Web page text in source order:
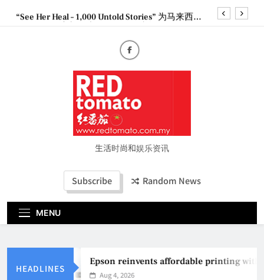
“See Her Heal – 1,000 Untold Stories” 为马来西亚
妈妈提供分享剖腹产复原历程的空间
Epson reinvents affordable printing with next-
generation EcoTank Series
Couture Fashion Week Malaysia 2026– Press
“See Her Heal – 1,000 Untold Stories” 为马来西亚
妈妈提供分享剖腹产复原历程的空间
2026 全国房地产大奖创历史纪录 见证马来西亚房
地产经纪行业蓬勃发展生活时尚和娱乐资讯
Subscribe Random News
MENU
HEADLINES
Epson reinvents affordable printing with
Aug 4, 2026